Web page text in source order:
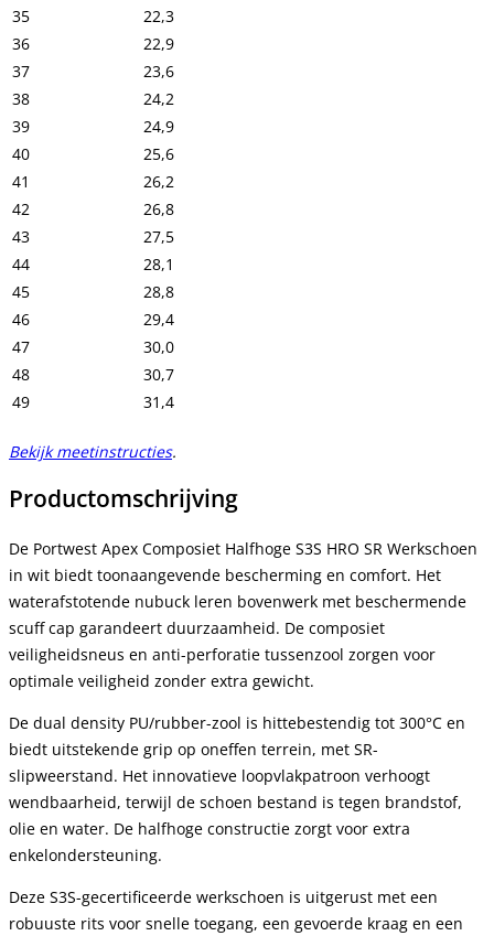
35
22,3
36
22,9
37
23,6
38
24,2
39
24,9
40
25,6
41
26,2
42
26,8
43
27,5
44
28,1
45
28,8
46
29,4
47
30,0
48
30,7
49
31,4
Bekijk meetinstructies.
Productomschrijving
De Portwest Apex Composiet Halfhoge S3S HRO SR Werkschoen
in wit biedt toonaangevende bescherming en comfort. Het
waterafstotende nubuck leren bovenwerk met beschermende
scuff cap garandeert duurzaamheid. De composiet
veiligheidsneus en anti-perforatie tussenzool zorgen voor
optimale veiligheid zonder extra gewicht.
De dual density PU/rubber-zool is hittebestendig tot 300°C en
biedt uitstekende grip op oneffen terrein, met SR-
slipweerstand. Het innovatieve loopvlakpatroon verhoogt
wendbaarheid, terwijl de schoen bestand is tegen brandstof,
olie en water. De halfhoge constructie zorgt voor extra
enkelondersteuning.
Deze S3S-gecertificeerde werkschoen is uitgerust met een
robuuste rits voor snelle toegang, een gevoerde kraag en een